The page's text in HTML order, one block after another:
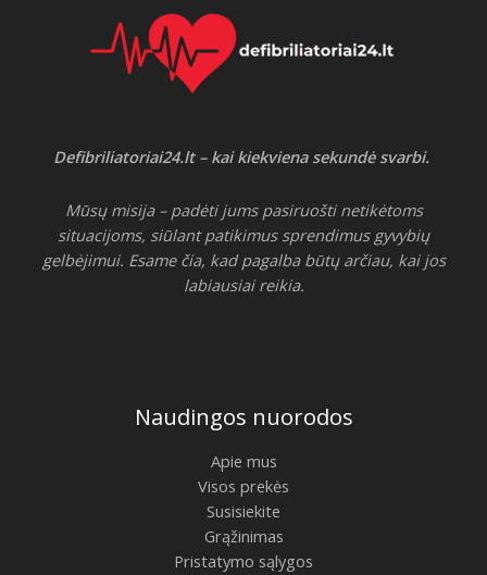
Defibriliatoriai24.lt – kai kiekviena sekundė svarbi.
Mūsų misija – padėti jums pasiruošti netikėtoms
situacijoms, siūlant patikimus sprendimus gyvybių
gelbėjimui. Esame čia, kad pagalba būtų arčiau, kai jos
labiausiai reikia.
Naudingos nuorodos
Apie mus
Visos prekės
Susisiekite
Grąžinimas
Pristatymo sąlygos